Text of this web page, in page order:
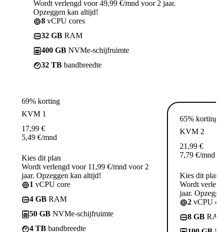
Wordt verlengd voor 49,99 €/mnd voor 2 jaar.
Opzeggen kan altijd!
8 vCPU cores
32 GB RAM
400 GB NVMe-schijfruimte
32 TB bandbreedte
69% korting
KVM 1
17,99 €
5,49 €/mnd
Kies dit plan
Wordt verlengd voor 11,99 €/mnd voor 2
jaar. Opzeggen kan altijd!
1 vCPU core
4 GB RAM
50 GB NVMe-schijfruimte
4 TB bandbreedte
65% korting
KVM 2
21,99 €
7,79 €/mnd
Kies dit plan
Wordt
jaar.
2 vCPU
8 GB